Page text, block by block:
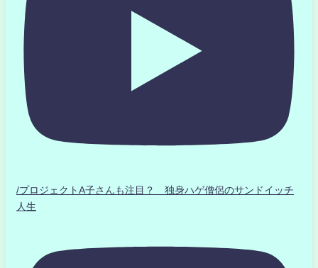
/プロジェクトA子さんも注目？ 独身ハゲ僧侶のサンドイッチ
人生